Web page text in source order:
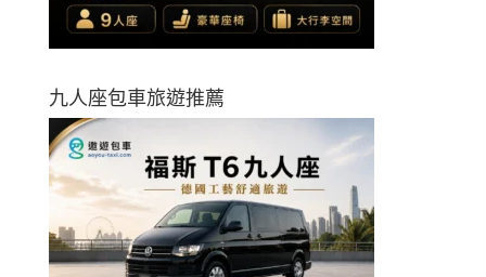
九人座包車旅遊推薦